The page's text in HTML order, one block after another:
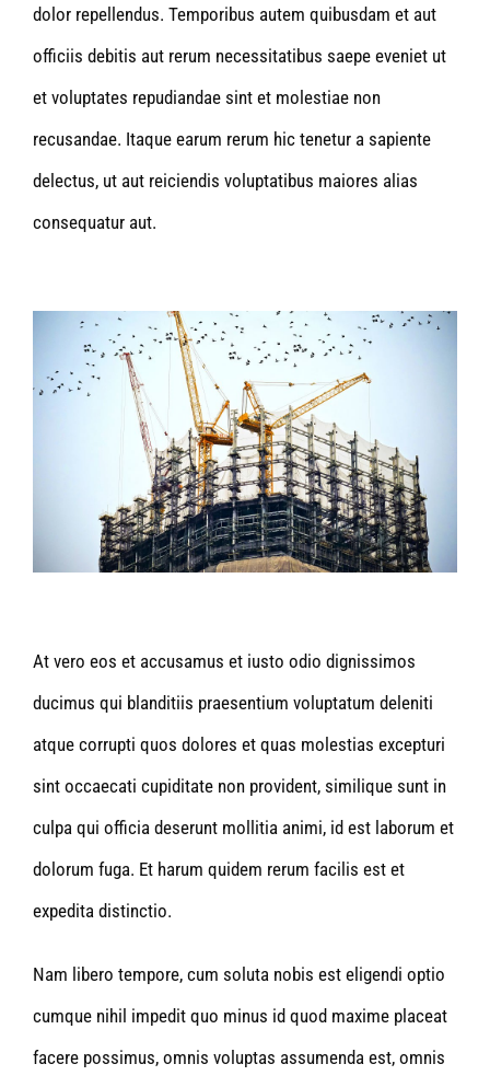
dolor repellendus. Temporibus autem quibusdam et aut
officiis debitis aut rerum necessitatibus saepe eveniet ut
et voluptates repudiandae sint et molestiae non
recusandae. Itaque earum rerum hic tenetur a sapiente
delectus, ut aut reiciendis voluptatibus maiores alias
consequatur aut.
At vero eos et accusamus et iusto odio dignissimos
ducimus qui blanditiis praesentium voluptatum deleniti
atque corrupti quos dolores et quas molestias excepturi
sint occaecati cupiditate non provident, similique sunt in
culpa qui officia deserunt mollitia animi, id est laborum et
dolorum fuga. Et harum quidem rerum facilis est et
expedita distinctio.
Nam libero tempore, cum soluta nobis est eligendi optio
cumque nihil impedit quo minus id quod maxime placeat
facere possimus, omnis voluptas assumenda est, omnis